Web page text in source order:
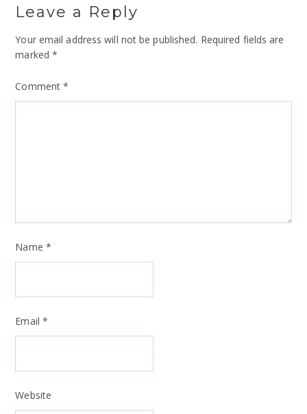
Leave a Reply
Your email address will not be published. Required fields are
marked*
Comment*
Name *
Email *
Website